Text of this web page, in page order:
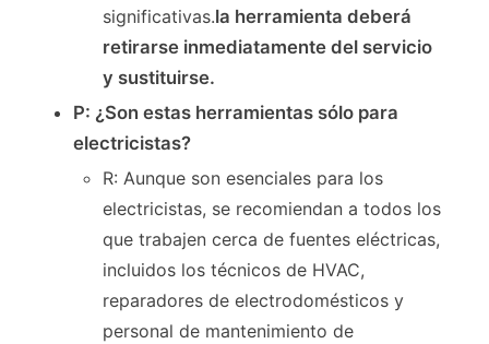
significativas.la herramienta deberá
retirarse inmediatamente del servicio
y sustituirse.
P: ¿Son estas herramientas sólo para
electricistas?
R: Aunque son esenciales para los
electricistas, se recomiendan a todos los
que trabajen cerca de fuentes eléctricas,
incluidos los técnicos de HVAC,
reparadores de electrodomésticos y
personal de mantenimiento de